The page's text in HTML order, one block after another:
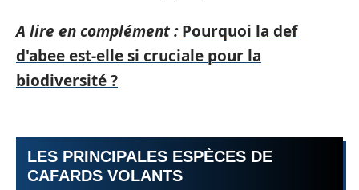
A lire en complément : Pourquoi la def
d'abee est-elle si cruciale pour la
biodiversité ?
LES PRINCIPALES ESPÈCES DE
CAFARDS VOLANTS